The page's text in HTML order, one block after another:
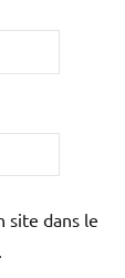
site dans le